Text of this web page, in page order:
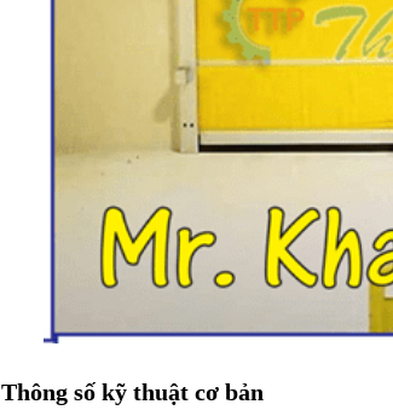
Thông số kỹ thuật cơ bản